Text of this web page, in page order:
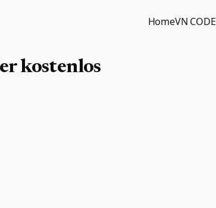
HomeVN CODE
kostenlos